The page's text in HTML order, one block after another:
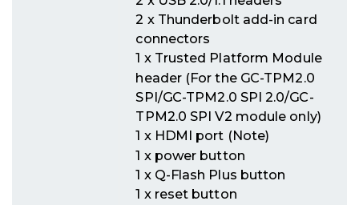
2 x Thunderbolt add-in card
connectors
1 x Trusted Platform Module
header (For the GC-TPM2.0
SPI/GC-TPM2.0 SPI 2.0/GC-
TPM2.0 SPI V2 module only)
1 x HDMI port (Note)
1 x power button
1 x Q-Flash Plus button
1 x reset button